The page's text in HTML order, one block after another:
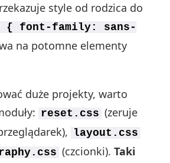
style od rodzica do
{ font-family: sans-
na potomne elementy
duże projekty, warto
reset.css (zeruje
layout.css
(czcionki).Taki